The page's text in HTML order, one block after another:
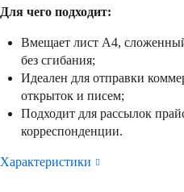
Для чего подходит:
Вмещает лист А4,
без сгибания;
Идеален для отправки
открыток и писем;
Подходит для рассылок
корреспонденции.
Характеристики